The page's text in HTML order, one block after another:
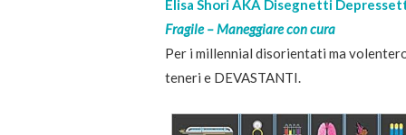
Elisa Shori AKA Disegnetti
Fragile – Maneggiare con cura
Per i millennial disorientati ma
teneri e DEVASTANTI.